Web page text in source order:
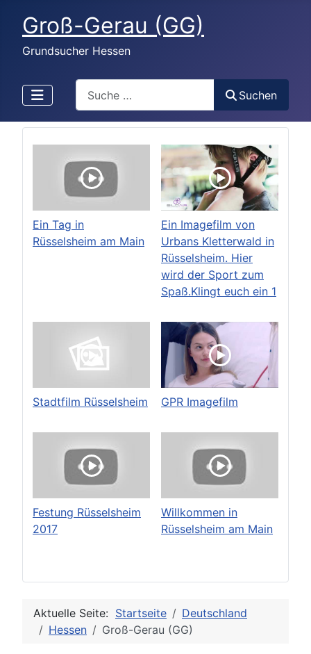
Groß-Gerau (GG)
Grundsucher Hessen
Suchen
Ein Tag in
Rüsselsheim am Main
Ein Imagefilm von
Urbans Kletterwald in
Rüsselsheim. Hier
wird der Sport zum
Spaß.Klingt euch ein 1
Stadtfilm Rüsselsheim GPR Imagefilm
Festung Rüsselsheim
2017
Willkommen in
Rüsselsheim am Main
Aktuelle Seite: Startseite
Deutschland
Hessen
Groß-Gerau (GG)